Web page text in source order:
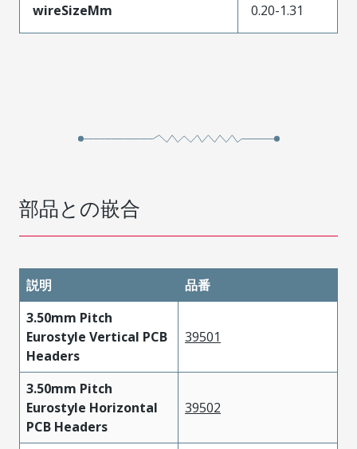
wireSizeMm 0.20-1.31
部品との嵌合
説明
品番
3.50mm Pitch
Eurostyle Vertical PCB
Headers
39501
3.50mm Pitch
Eurostyle Horizontal
PCB Headers
39502